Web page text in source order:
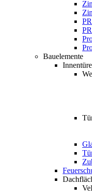
Bauelemente